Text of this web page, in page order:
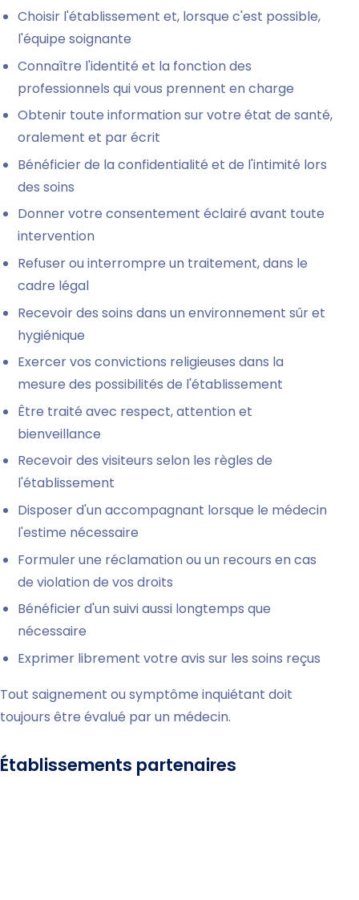
Choisir l'établissement et, lorsque c'est possible,
l'équipe soignante
Connaître l'identité et la fonction des
professionnels qui vous prennent en charge
Obtenir toute information sur votre état de santé,
oralement et par écrit
Bénéficier de la confidentialité et de l'intimité lors
des soins
Donner votre consentement éclairé avant toute
intervention
Refuser ou interrompre un traitement, dans le
cadre légal
Recevoir des soins dans un environnement sûr et
hygiénique
Exercer vos convictions religieuses dans la
mesure des possibilités de l'établissement
Être traité avec respect, attention et
bienveillance
Recevoir des visiteurs selon les règles de
l'établissement
Disposer d'un accompagnant lorsque le médecin
l'estime nécessaire
Formuler une réclamation ou un recours en cas
de violation de vos droits
Bénéficier d'un suivi aussi longtemps que
nécessaire
Exprimer librement votre avis sur les soins reçus
Tout saignement ou symptôme inquiétant doit
toujours être évalué par un médecin.
Établissements partenaires